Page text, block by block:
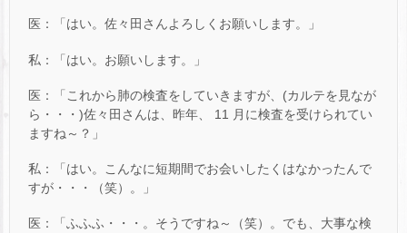
医：「はい。佐々田さんよろしくお願いします。」
私：「はい。お願いします。」
医：「これから肺の検査をしていきますが、(カルテを見なが
ら・・・)佐々田さんは、昨年、 11 月に検査を受けられてい
ますね～？」
私：「はい。こんなに短期間でお会いしたくはなかったんで
すが・・・（笑）。」
医：「ふふふ・・・。そうですね～（笑）。でも、大事な検